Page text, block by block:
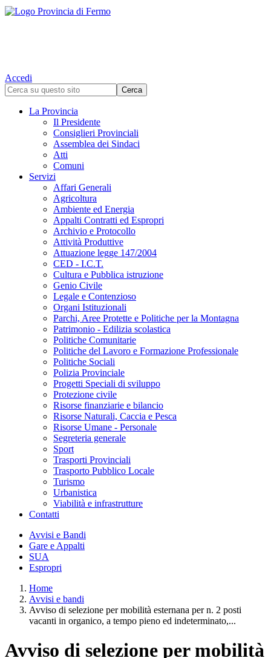
Accedi
La Provincia
Il Presidente
Consiglieri Provinciali
Assemblea dei Sindaci
Atti
Comuni
Servizi
Affari Generali
Agricoltura
Ambiente ed Energia
Appalti Contratti ed Espropri
Archivio e Protocollo
Attività Produttive
Attuazione legge 147/2004
CED - I.C.T.
Cultura e Pubblica istruzione
Genio Civile
Legale e Contenzioso
Organi Istituzionali
Parchi, Aree Protette e Politiche per la Montagna
Patrimonio - Edilizia scolastica
Politiche Comunitarie
Politiche del Lavoro e Formazione Professionale
Politiche Sociali
Polizia Provinciale
Progetti Speciali di sviluppo
Protezione civile
Risorse finanziarie e bilancio
Risorse Naturali, Caccia e Pesca
Risorse Umane - Personale
Segreteria generale
Sport
Trasporti Provinciali
Trasporto Pubblico Locale
Turismo
Urbanistica
Viabilità e infrastrutture
Contatti
Avvisi e Bandi
Gare e Appalti
SUA
Espropri
Home
Avvisi e bandi
Avviso di selezione per mobilità esternana per n. 2 posti
vacanti in organico, a tempo pieno ed indeterminato,...
Avviso di selezione per mobilità